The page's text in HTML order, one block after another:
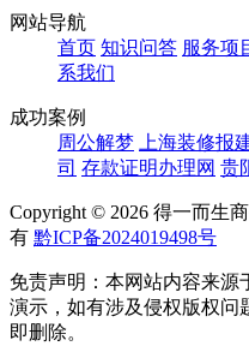
网站导航
首页 知识问答 服务项
系我们
成功案例
周公解梦
上海装修报
司 存款证明办理网 贵
Copyright © 2026 得一而生
有 黔ICP备2024019498号
免责声明：本网站内容来源
演示，如有涉及侵权版权问
即删除。